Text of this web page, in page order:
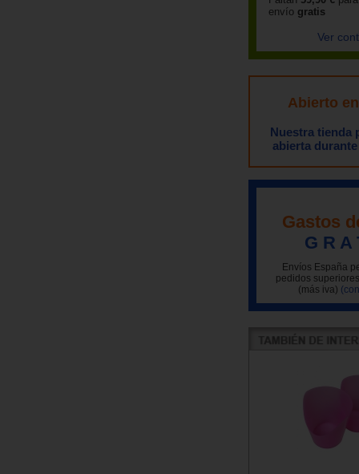
envío gratis
Ver
Abierto
Nuestra tienda
abierta
Gastos
G R A
Envíos España
pedidos
(más iva)